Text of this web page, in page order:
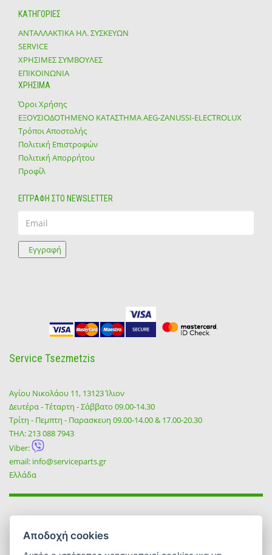
ΚΑΤΗΓΟΡΙΕΣ
ΑΝΤΑΛΛΑΚΤΙΚΑ ΗΛ. ΣΥΣΚΕΥΩΝ
SERVICE
ΧΡΗΣΙΜΕΣ ΣΥΜΒΟΥΛΕΣ
ΕΠΙΚΟΙΝΩΝΙΑ
ΧΡΗΣΙΜΑ
Όροι Χρήσης
ΕΞΟΥΣΙΟΔΟΤΗΜΕΝΟ ΚΑΤΑΣΤΗΜΑ ΑΕG-ZANUSSI-ELECTROLUX
Τρόποι Αποστολής
Πολιτική Επιστροφών
Πολιτική Απορρήτου
Προφίλ
ΕΓΓΡΑΦΗ ΣΤΟ NEWSLETTER
Εγγραφή
Service Tsezmetzis
Αγίου Νικολάου 11, 13123 Ίλιον
Δευτέρα - Τέταρτη - Σάββατο 09.00-14.30
Τρίτη - Πεμπτη - Παρασκευη 09.00-14.00 & 17.00-20.30
ΤΗΛ:213 088 7943
Viber:
email: info@serviceparts.gr
Ελλάδα
SOCIAL
Αποδοχή cookies